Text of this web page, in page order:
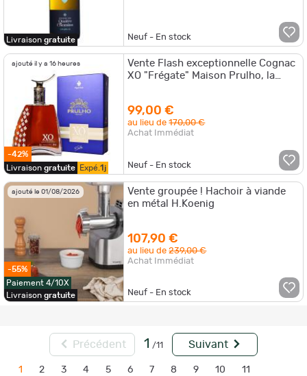
Livraison gratuite Neuf - En stock
ajouté il y a 16 heures
-42%
Livraison gratuite Expé. 1j
Vente Flash exceptionnelle Cognac
XO "Frégate" Maison Prulho, la
99,00 €
au lieu de170,00 €
Achat Immédiat
Neuf - En stock
ajouté le 01/08/2026
-55%
Paiement 4/10X
Livraison gratuite
Vente groupée ! Hachoir à viande
en métal H.Koenig
107,90 €
au lieu de239,00 €
Achat Immédiat
Neuf - En stock
Précédent 1 /11 Suivant
1 2 3 4 5 6 7 8 9 10 11